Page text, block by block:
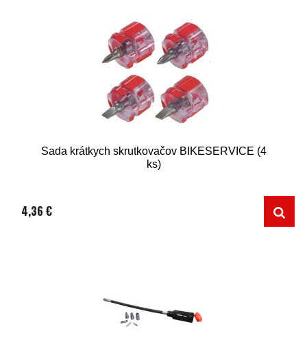
Sada krátkych skrutkovačov BIKESERVICE (4
ks)
4,36 €